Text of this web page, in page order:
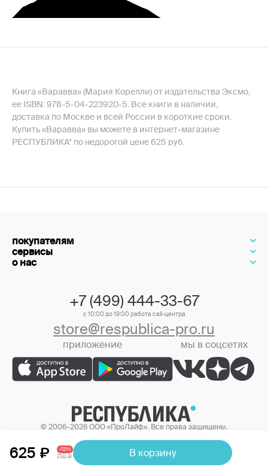
625 -12%
710 В корзину
Книга «Варавва» (Мария Корелли) от издательства Эксмо,
ее ISBN: 978-5-04-223920-5. Все книги в наличии,
доставка по Москве и всей России в короткие сроки.
Купить «Варавва» вы можете в интернет-магазине
РЕСПУБЛИКА* по недорогой цене 625 руб.
покупателям
сервисы
о нас
+7 (499) 444-33-67
с 10:00 до 19:00 работа call-центра
store@respublica-pro.ru
приложение мы в соцсетях
© 2006–2026 ООО «ПроЛайф». Все права защищены.